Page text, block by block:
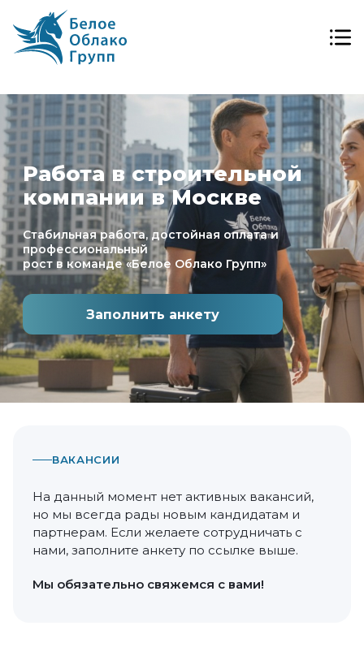
Работа в строительной
компании в Москве
Стабильная работа, достойная оплата и
профессиональный
рост в команде «Белое Облако Групп»
Заполнить анкету
ВАКАНСИИ
На данный момент нет активных вакансий,
но мы всегда рады новым кандидатам и
партнерам. Если желаете сотрудничать с
нами, заполните анкету по ссылке выше.
Мы обязательно свяжемся с вами!